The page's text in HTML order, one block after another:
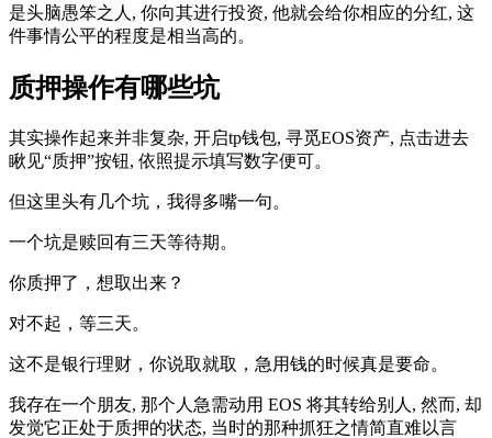
是头脑愚笨之人, 你向其进行投资, 他就会给你相应的分红, 这
件事情公平的程度是相当高的。
质押操作有哪些坑
其实操作起来并非复杂, 开启tp钱包, 寻觅EOS资产, 点击进去
瞅见“质押”按钮, 依照提示填写数字便可。
但这里头有几个坑，我得多嘴一句。
一个坑是赎回有三天等待期。
你质押了，想取出来？
对不起，等三天。
这不是银行理财，你说取就取，急用钱的时候真是要命。
我存在一个朋友, 那个人急需动用 EOS 将其转给别人, 然而, 却
发觉它正处于质押的状态, 当时的那种抓狂之情简直难以言